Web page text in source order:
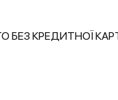
БЕЗ КРЕДИТНОЇ